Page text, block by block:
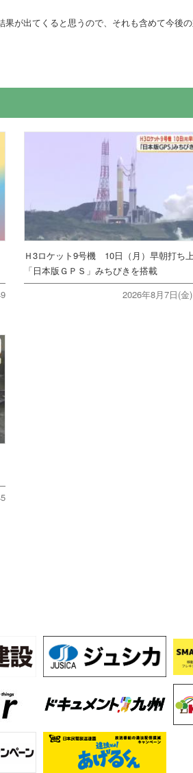
果が出てくると思うので、それも含めて今後
Ｈ3ロケット9号機 10日（月）早朝打
「日本版ＧＰＳ」みちびきを搭載
2026年8月7日(金